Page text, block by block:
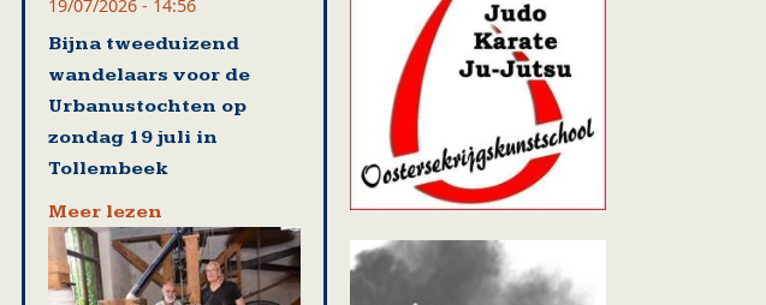
19/07/2026 - 14:56
Bijna tweeduizend
wandelaars voor de
Urbanustochten op
zondag 19 juli in
Tollembeek
Meer lezen